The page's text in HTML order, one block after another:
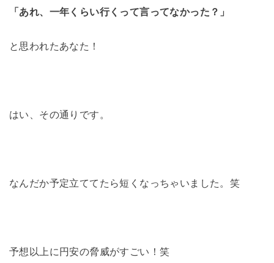
「あれ、一年くらい行くって言ってなかった？」
と思われたあなた！
はい、その通りです。
なんだか予定立ててたら短くなっちゃいました。笑
予想以上に円安の脅威がすごい！笑